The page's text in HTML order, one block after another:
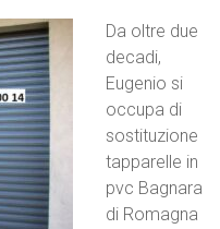
Da oltre due
decadi,
Eugenio si
occupa di
sostituzione
tapparelle in
pvc Bagnara
di Romagna